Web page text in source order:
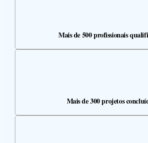
Mais de 500 profissionais
Mais de 300 projetos